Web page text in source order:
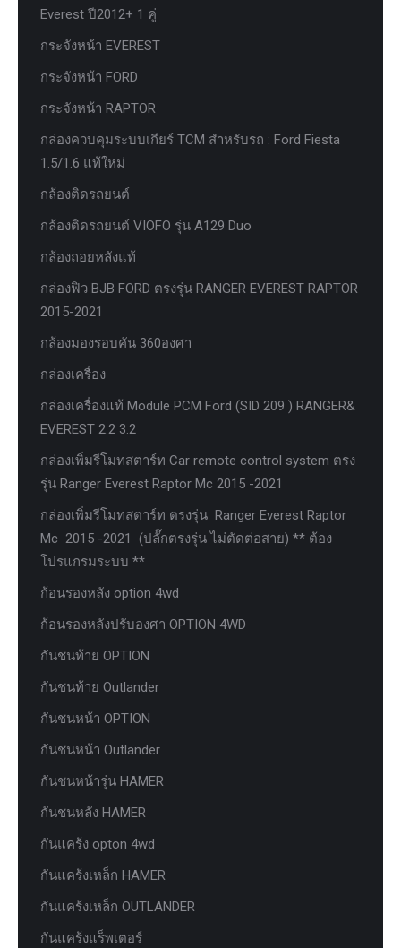
Everest ปี2012+ 1 คู่
กระจังหน้า EVEREST
กระจังหน้า FORD
กระจังหน้า RAPTOR
กล่องควบคุมระบบเกียร์ TCM สำหรับรถ : Ford Fiesta
1.5/1.6 แท้ใหม่
กล้องติดรถยนต์
กล้องติดรถยนต์ VIOFO รุ่น A129 Duo
กล้องถอยหลังแท้
กล่องฟิว BJB FORD ตรงรุ่น RANGER EVEREST RAPTOR
2015-2021
กล้องมองรอบคัน 360องศา
กล่องเครื่อง
กล่องเครื่องแท้ Module PCM Ford (SID 209 ) RANGER&
EVEREST 2.2 3.2
กล่องเพิ่มรีโมทสตาร์ท Car remote control system ตรง
รุ่น Ranger Everest Raptor Mc 2015 -2021
กล่องเพิ่มรีโมทสตาร์ท ตรงรุ่น Ranger Everest Raptor
Mc 2015 -2021 (ปลั๊กตรงรุ่น ไม่ตัดต่อสาย) ** ต้อง
โปรแกรมระบบ **
ก้อนรองหลัง option 4wd
ก้อนรองหลังปรับองศา OPTION 4WD
กันชนท้าย OPTION
กันชนท้าย Outlander
กันชนหน้า OPTION
กันชนหน้า Outlander
กันชนหน้ารุ่น HAMER
กันชนหลัง HAMER
กันแคร้ง opton 4wd
กันแคร้งเหล็ก HAMER
กันแคร้งเหล็ก OUTLANDER
กันแคร้งแร็พเตอร์